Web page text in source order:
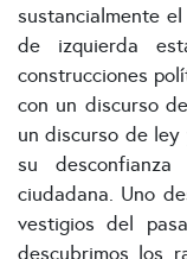
sustancialmente
de izquierda
construcciones
con un discurso
un discurso de
su
ciudadana. Uno
vestigios del
descubrimos los